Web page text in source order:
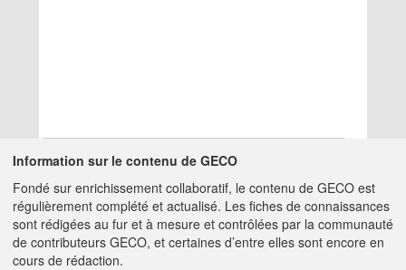
Aucun résultat
A PROPOS DE GECO AIDE
Information sur le contenu de GECO
Fondé sur enrichissement collaboratif, le contenu de GECO est
régulièrement complété et actualisé. Les fiches de connaissances
sont rédigées au fur et à mesure et contrôlées par la communauté
de contributeurs GECO, et certaines d’entre elles sont encore en
cours de rédaction.